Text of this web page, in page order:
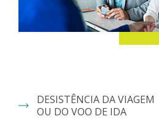
DESISTÊNCIA DA VIAGEM
OU DO VOO DE IDA